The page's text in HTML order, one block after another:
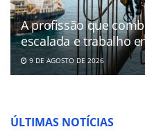
A profissão que
escalada e trabalho
9 DE AGOSTO DE 2026
ÚLTIMAS NOTÍCIAS